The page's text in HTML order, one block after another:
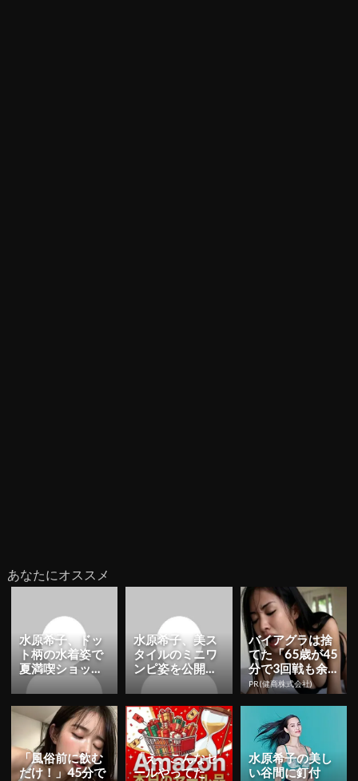
あなたにオススメ
水原希子、ドッ
ト柄の水着姿で
夏満喫ショット
公開！「すてき
すぎる」「幸せ
そう」 |...
水原希子、美ス
タイルのミニワ
ンピ姿を公開！
「儚くて美し
い」「女神すぎ
る」 | Y...
バイアグラは捨
てた「65歳が45
分で3回戦も余
裕」980円で朝
まで絶好調！
PR(健商株式会社)
「風俗前に飲む
だけ！」45分で
「え、こんなセ
ールやってた
水原希子の美し
い谷間に釘付